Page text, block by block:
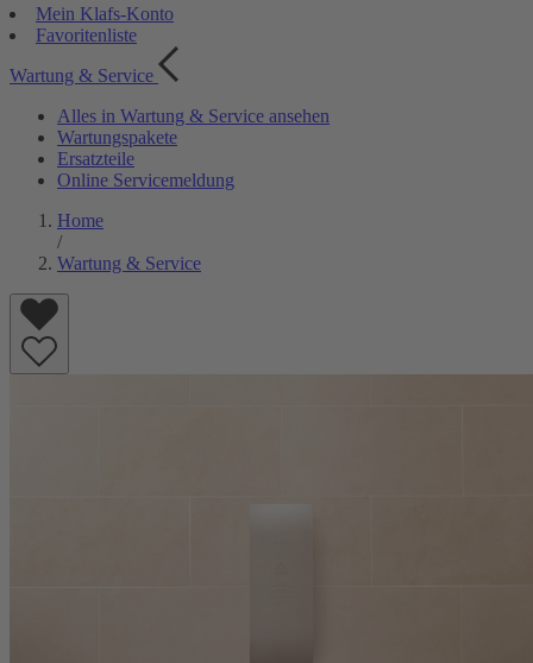
Mein Klafs-Konto
Favoritenliste
Wartung & Service
Alles in Wartung & Service ansehen
Wartungspakete
Ersatzteile
Online Servicemeldung
Home
/
Wartung & Service